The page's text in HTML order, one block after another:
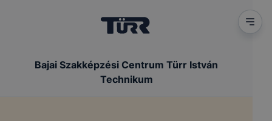
Bajai Szakképzési Centrum Türr István
Technikum